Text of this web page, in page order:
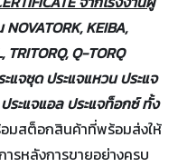
KEIBA,
TRITORQ, Q-TORQ
แจชุด ประแจแหวน ประแจ
ระแจแอล ประแจท็อกซ์ ทั้ง
มสต็อกสินค้าที่พร้อมส่งให้
ารหลังการขายอย่างครบ